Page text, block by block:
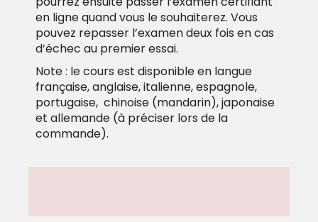
en ligne quand vous le souhaiterez. Vous
pouvez repasser l’examen deux fois en cas
d’échec au premier essai.
Note : le cours est disponible en langue
française, anglaise, italienne, espagnole,
portugaise, chinoise (mandarin), japonaise
et allemande (à préciser lors de la
commande).